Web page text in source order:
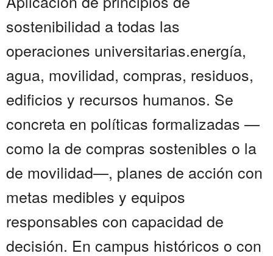
sostenibilidad a todas las
operaciones universitarias.energía,
agua, movilidad, compras, residuos,
edificios y recursos humanos. Se
concreta en políticas formalizadas —
como la de compras sostenibles o la
de movilidad—, planes de acción con
metas medibles y equipos
responsables con capacidad de
decisión. En campus históricos o con